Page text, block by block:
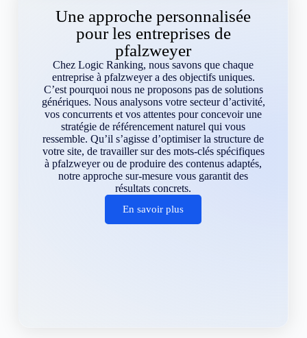
Une approche personnalisée
pour les entreprises de
pfalzweyer
Chez Logic Ranking, nous savons que chaque
entreprise à pfalzweyer a des objectifs uniques.
C’est pourquoi nous ne proposons pas de solutions
génériques. Nous analysons votre secteur d’activité,
vos concurrents et vos attentes pour concevoir une
stratégie de référencement naturel qui vous
ressemble. Qu’il s’agisse d’optimiser la structure de
votre site, de travailler sur des mots-clés spécifiques
à pfalzweyer ou de produire des contenus adaptés,
notre approche sur-mesure vous garantit des
résultats concrets.
En savoir plus